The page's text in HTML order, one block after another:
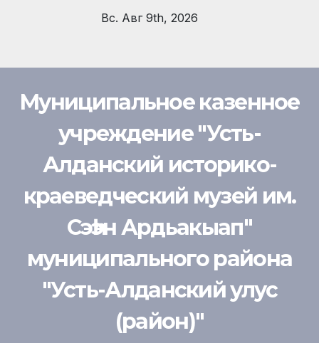
Вс. Авг 9th, 2026
Муниципальное казенное
учреждение "Усть-
Алданский историко-
краеведческий музей им.
Сэһэн Ардьакыап"
муниципального района
"Усть-Алданский улус
(район)"